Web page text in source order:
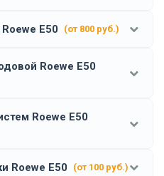
E50 (от 800 руб.)
Roewe E50
Roewe E50
Roewe E50 (от 100 руб.)